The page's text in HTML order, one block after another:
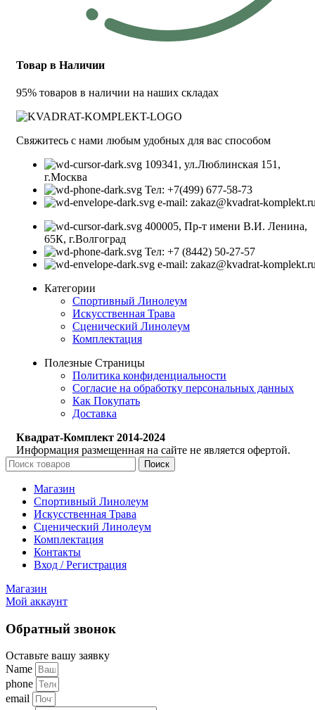
Товар в Наличии
95% товаров в наличии на наших складах
Свяжитесь с нами любым удобных для вас способом
109341, ул.Люблинская 151,
г.Москва
Тел: +7(499) 677-58-73
e-mail: zakaz@kvadrat-
400005, Пр-т имени В.И. Ленина,
65К, г.Волгоград
Тел: +7 (8442) 50-27-57
e-mail: zakaz@kvadrat-
Категории
Спортивный Линолеум
Искусственная Трава
Сценический Линолеум
Комплектация
Полезные Страницы
Политика конфиденциальности
Согласие на обработку персональных данных
Как Покупать
Доставка
Квадрат-Комплект 2014-2024
Информация размещенная на сайте не является офертой.
Поиск
Магазин
Спортивный Линолеум
Искусственная Трава
Сценический Линолеум
Комплектация
Контакты
Вход / Регистрация
Магазин
Мой аккаунт
Обратный звонок
Оставьте вашу заявку
Name
phone
email